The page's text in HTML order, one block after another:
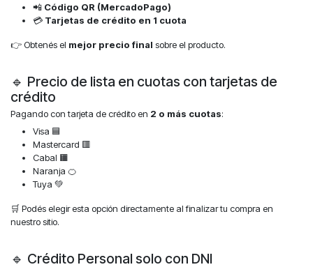
📲 Código QR (MercadoPago)
💳 Tarjetas de crédito en 1 cuota
👉 Obtenés el mejor precio final sobre el producto.
🔹 Precio de lista en cuotas con tarjetas de
crédito
Pagando con tarjeta de crédito en 2 o más cuotas:
Visa 🟦
Mastercard 🟥
Cabal 🟧
Naranja 🍊
Tuya 💚
🛒 Podés elegir esta opción directamente al finalizar tu compra en
nuestro sitio.
🔹 Crédito Personal solo con DNI